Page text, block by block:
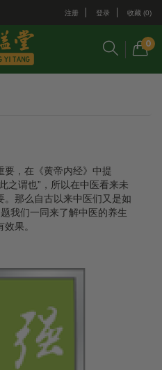
注册 登录 收藏 (0)
0
要，在《黄帝内经》中提
之谓也”，所以在中医看来未
那么自古以来中医们又是如
我们一同来了解中医的养生
果。